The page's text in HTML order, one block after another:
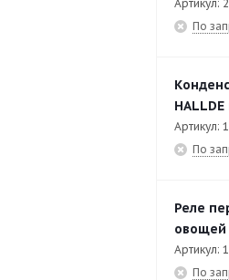
Артикул:
По
HALLDE
Артикул:
По
Реле
овощей
Артикул:
По